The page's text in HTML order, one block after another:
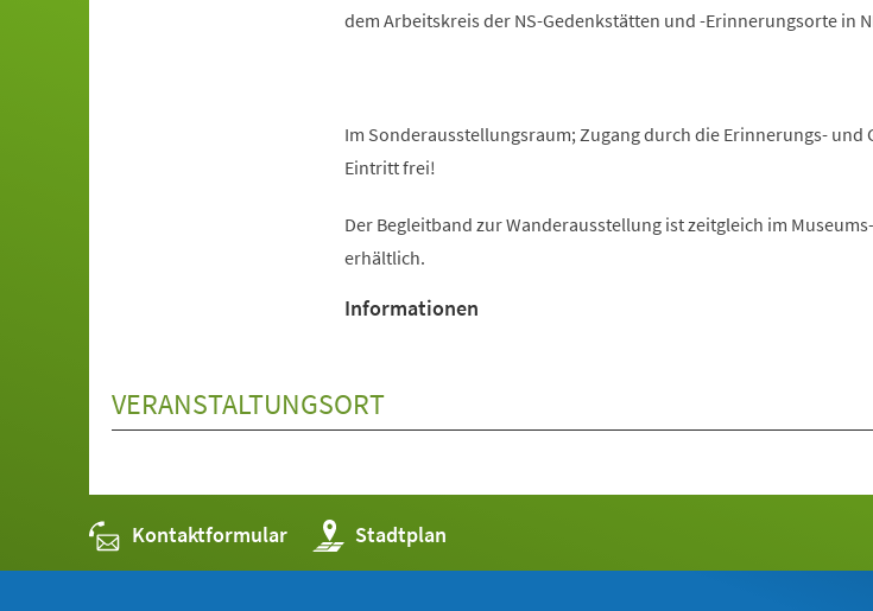
dem Arbeitskreis der NS-Gedenkstätten und -Erinnerungsorte in
Im Sonderausstellungsraum; Zugang durch die Erinnerungs- und
Eintritt frei!
Der Begleitband zur Wanderausstellung ist zeitgleich im
erhältlich.
Informationen
VERANSTALTUNGSORT
Kontaktformular Stadtplan
(Öffnet
in
einem